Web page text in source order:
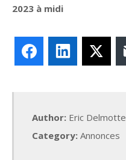
2023 à midi
FacebookLinkedIn
Author: Eric Delmotte
Category: Annonces